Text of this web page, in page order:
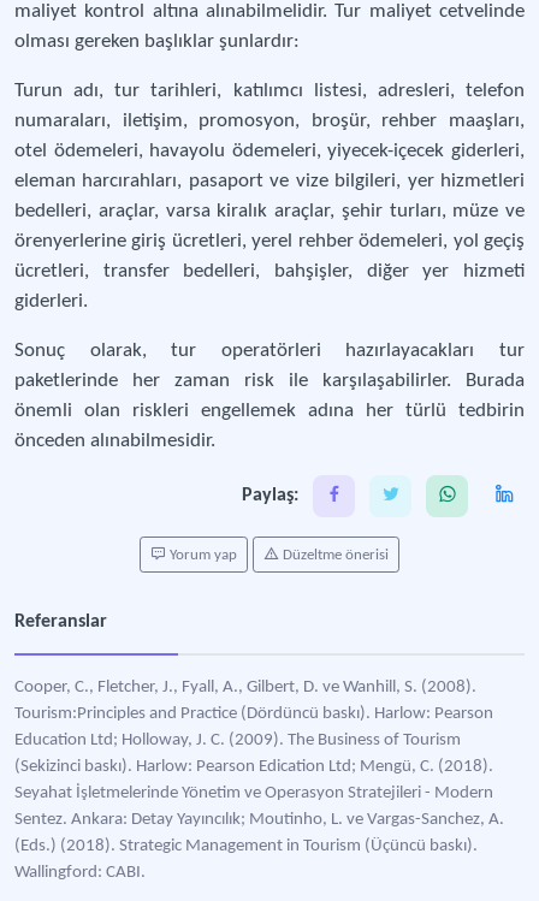
maliyet kontrol altına alınabilmelidir. Tur maliyet cetvelinde
olması gereken başlıklar şunlardır:
Turun adı, tur tarihleri, katılımcı listesi, adresleri, telefon
numaraları, iletişim, promosyon, broşür, rehber maaşları,
otel ödemeleri, havayolu ödemeleri, yiyecek-içecek giderleri,
eleman harcırahları, pasaport ve vize bilgileri, yer hizmetleri
bedelleri, araçlar, varsa kiralık araçlar, şehir turları, müze ve
örenyerlerine giriş ücretleri, yerel rehber ödemeleri, yol geçiş
ücretleri, transfer bedelleri, bahşişler, diğer yer hizmeti
giderleri.
Sonuç olarak, tur operatörleri hazırlayacakları tur
paketlerinde her zaman risk ile karşılaşabilirler. Burada
önemli olan riskleri engellemek adına her türlü tedbirin
önceden alınabilmesidir.
Paylaş:
Yorum yap Düzeltme önerisi
Referanslar
Cooper, C., Fletcher, J., Fyall, A., Gilbert, D. ve Wanhill, S. (2008).
Tourism:Principles and Practice (Dördüncü baskı). Harlow: Pearson
Education Ltd; Holloway, J. C. (2009). The Business of Tourism
(Sekizinci baskı). Harlow: Pearson Edication Ltd; Mengü, C. (2018).
Seyahat İşletmelerinde Yönetim ve Operasyon Stratejileri - Modern
Sentez. Ankara: Detay Yayıncılık; Moutinho, L. ve Vargas-Sanchez, A.
(Eds.) (2018). Strategic Management in Tourism (Üçüncü baskı).
Wallingford: CABI.